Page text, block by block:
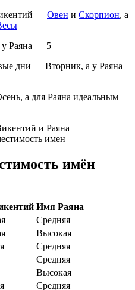
— Овен и Скорпион, а
Раяна — 5
дни — Вторник, а у Раяна
а для Раяна идеальным
имен
имён
Имя Раяна
Средняя
Высокая
Средняя
Средняя
Высокая
Средняя